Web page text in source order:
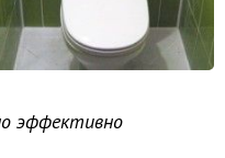
эффективно